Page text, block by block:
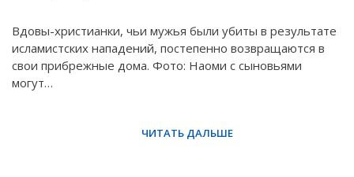
Вдовы-христианки, чьи мужья были убиты в результате
исламистских нападений, постепенно возвращаются в
свои прибрежные дома. Фото: Наоми с сыновьями
могут…